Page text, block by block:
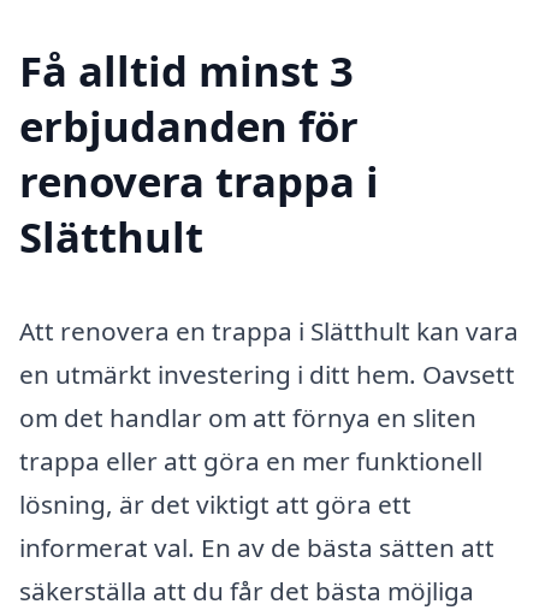
Få alltid minst 3
erbjudanden för
renovera trappa i
Slätthult
Att renovera en trappa i Slätthult kan vara
en utmärkt investering i ditt hem. Oavsett
om det handlar om att förnya en sliten
trappa eller att göra en mer funktionell
lösning, är det viktigt att göra ett
informerat val. En av de bästa sätten att
säkerställa att du får det bästa möjliga